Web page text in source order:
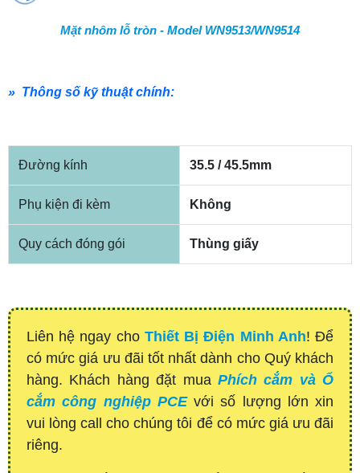
Mặt nhôm lỗ tròn - Model WN9513/WN9514
» Thông số kỹ thuật chính:
Đường kính 35.5 / 45.5mm
Phụ kiện đi kèm Không
Quy cách đóng gói Thùng giấy
Liên hệ ngay cho Thiết Bị Điện Minh Anh! Để
có mức giá ưu đãi tốt nhất dành cho Quý khách
hàng. Khách hàng đặt mua Phích cắm và Ổ
cắm công nghiệp PCE với số lượng lớn xin
vui lòng call cho chúng tôi để có mức giá ưu đãi
riêng.